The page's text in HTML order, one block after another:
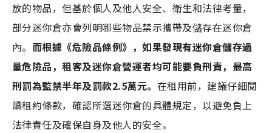
放的物品，但基於個人及他人安全、衛生和法律考量，
部分迷你倉亦會列明哪些物品禁示攜帶及儲存在迷你倉
內。 而根據《危險品條例》，如果發現有迷你倉儲存過
量危險品，租客及迷你倉營運者均可能要負刑責，最高
刑罰為監禁半年及罰款2.5萬元。 在租用前，建議仔細閱
讀租約條款，確認所選迷你倉的具體規定，以避免負上
法律責任及確保自身及他人的安全。